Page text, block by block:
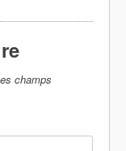
champs